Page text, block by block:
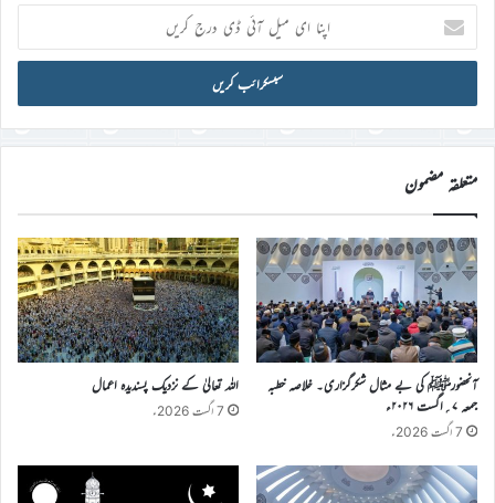
اپنا
ای
میل
ڈی
درج
کریں
متعلقہ مضمون
آنحضورﷺ کی بے مثال شکرگزاری۔ خلاصہ خطبہ
جمعہ ۷؍اگست ۲۰۲۶ء
7 اگست 2026ء
اللہ تعالیٰ کے نزدیک پسندیدہ اعمال
7 اگست 2026ء